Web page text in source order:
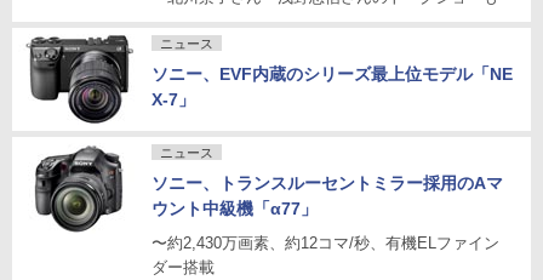
ニュース
ソニー、EVF内蔵のシリーズ最上位モデル「NE
X-7」
ニュース
ソニー、トランスルーセントミラー採用のAマ
ウント中級機「α77」
〜約2,430万画素、約12コマ/秒、有機ELファイン
ダー搭載